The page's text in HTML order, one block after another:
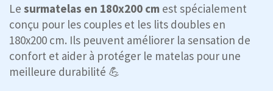
Le surmatelas en 180x200 cm est spécialement
conçu pour les couples et les lits doubles en
180x200 cm. Ils peuvent améliorer la sensation de
confort et aider à protéger le matelas pour une
meilleure durabilité 💪